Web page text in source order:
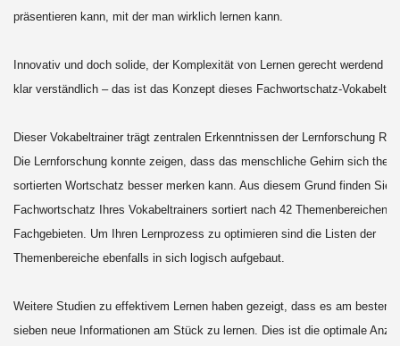
präsentieren kann, mit der man wirklich lernen kann.
Innovativ und doch solide, der Komplexität von Lernen gerecht werdend
klar verständlich – das ist das Konzept dieses Fachwortschatz-
Dieser Vokabeltrainer trägt zentralen Erkenntnissen der Lernforschung
Die Lernforschung konnte zeigen, dass das menschliche Gehirn sich
sortierten Wortschatz besser merken kann. Aus diesem Grund finden Sie
Fachwortschatz Ihres Vokabeltrainers sortiert nach 42 Themenbereichen
Fachgebieten. Um Ihren Lernprozess zu optimieren sind die Listen der
Themenbereiche ebenfalls in sich logisch aufgebaut.
Weitere Studien zu effektivem Lernen haben gezeigt, dass es am besten
sieben neue Informationen am Stück zu lernen. Dies ist die optimale